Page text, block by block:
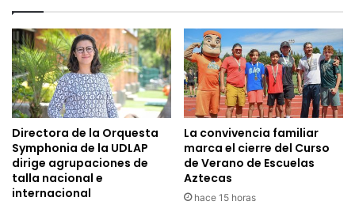
Directora de la Orquesta
Symphonia de la UDLAP
dirige agrupaciones de
talla nacional e
internacional
La convivencia familiar
marca el cierre del Curso
de Verano de Escuelas
Aztecas
hace 15 horas